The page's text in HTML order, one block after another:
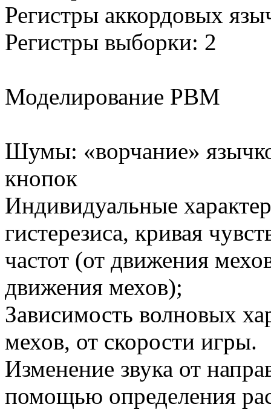
Регистры аккордовых
Регистры выборки: 2
Моделирование PBM
Шумы: «ворчание»
кнопок
Индивидуальные
гистерезиса, кривая
частот (от движения
движения мехов);
Зависимость волновых
мехов, от скорости игры.
Изменение звука от
помощью определения